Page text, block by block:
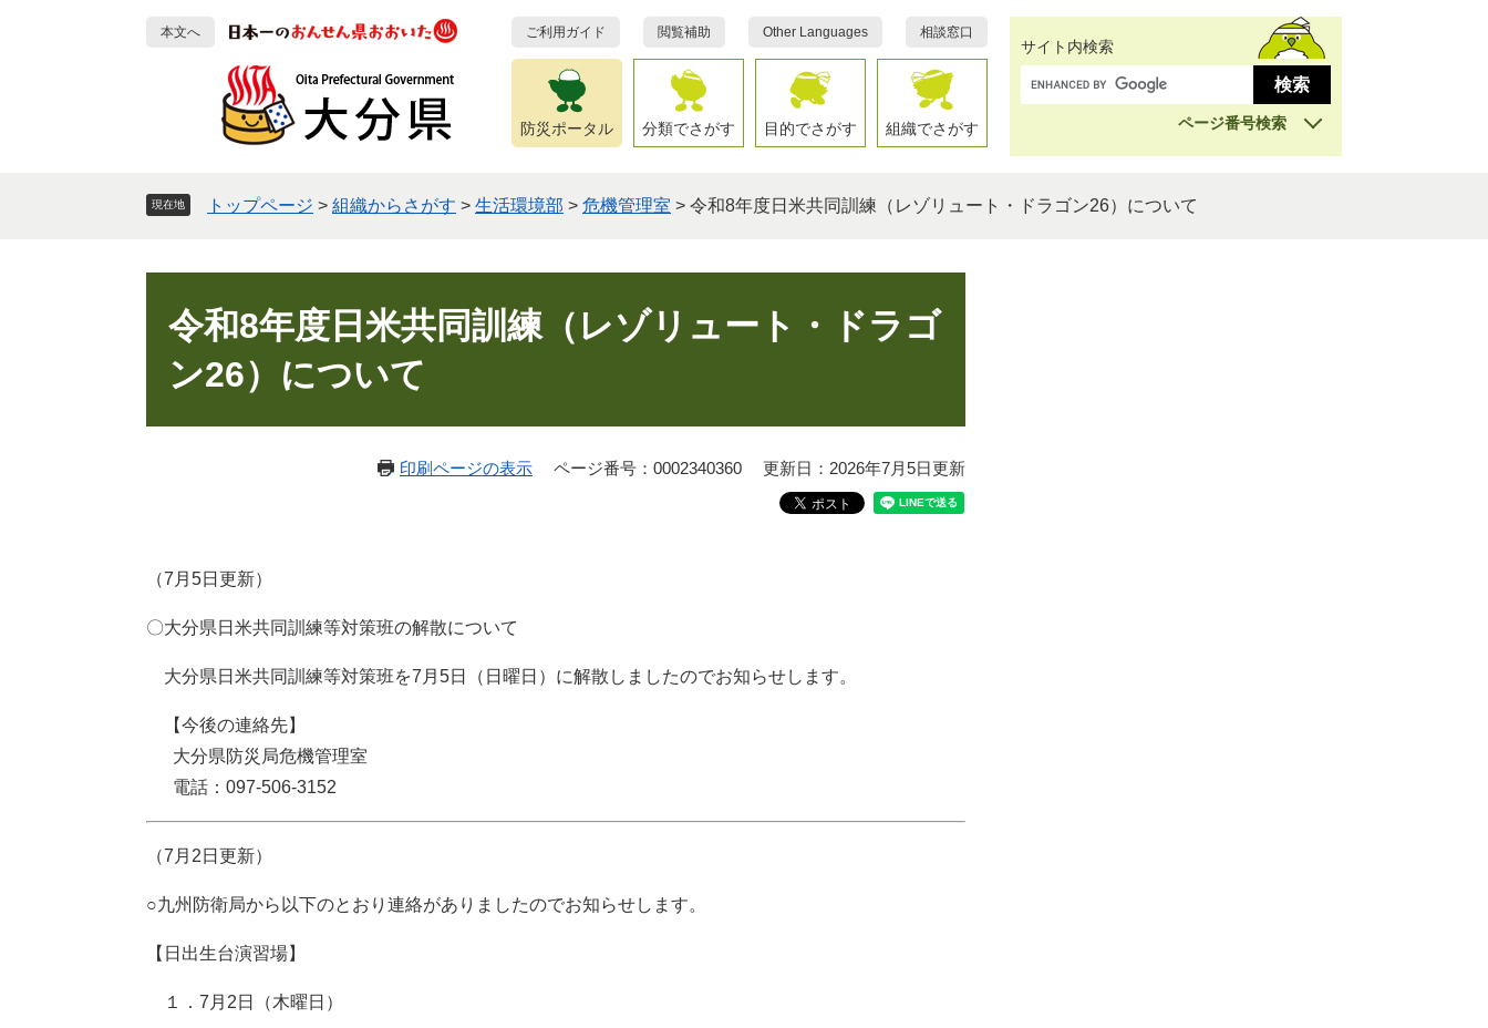
本文へ ご利用ガイド 閲覧補助 Other Languages 相談窓口
防災ポータル 分類でさがす 目的でさがす 組織でさがす
サイト内検索
ページ番号検索
現在地 トップページ > 組織からさがす > 生活環境部 > 危機管理室 > 令和8年度日米共同訓練（レゾリュート・ドラゴン26）について
令和8年度日米共同訓練（レゾリュート・ドラゴ
ン26）について
印刷ページの表示 ページ番号：0002340360 更新日：2026年7月5日更新
（7月5日更新）
〇大分県日米共同訓練等対策班の解散について
大分県日米共同訓練等対策班を7月5日（日曜日）に解散しましたのでお知らせします。
【今後の連絡先】
大分県防災局危機管理室
電話：097-506-3152
（7月2日更新）
○九州防衛局から以下のとおり連絡がありましたのでお知らせします。
【日出生台演習場】
１．7月2日（木曜日）